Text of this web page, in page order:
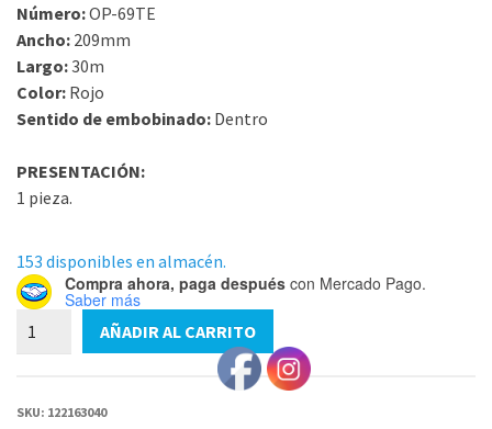
Número:OP-69TE
Ancho: 209mm
Largo:30m
Color: Rojo
Sentido de embobinado: Dentro
PRESENTACIÓN:
1 pieza.
153 disponibles en almacén.
Compra ahora, paga después con Mercado Pago.
Saber más
Papel
AÑADIR AL CARRITO
SKU: 122163040